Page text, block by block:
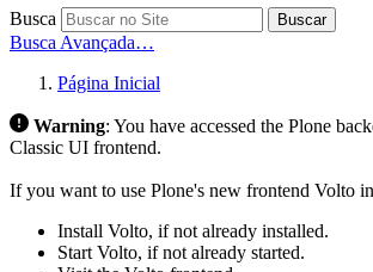
Busca Buscar
Busca Avançada…
Página Inicial
Warning: You have accessed the Plone
Classic UI frontend.
If you want to use Plone's new frontend Volto
Install Volto, if not already installed.
Start Volto, if not already started.